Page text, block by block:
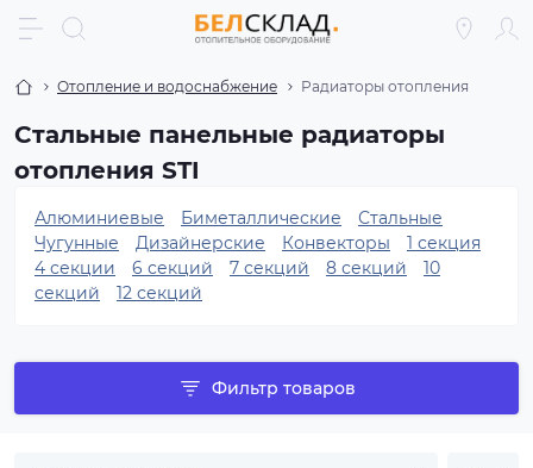
Отопление и водоснабжение Радиаторы отопления
Стальные панельные радиаторы
отопления STI
Алюминиевые Биметаллические
Стальные
Чугунные
Дизайнерские Конвекторы
1 секция
4 секции
6 секций 7 секций 8 секций
10
секций
12 секций
Фильтр товаров